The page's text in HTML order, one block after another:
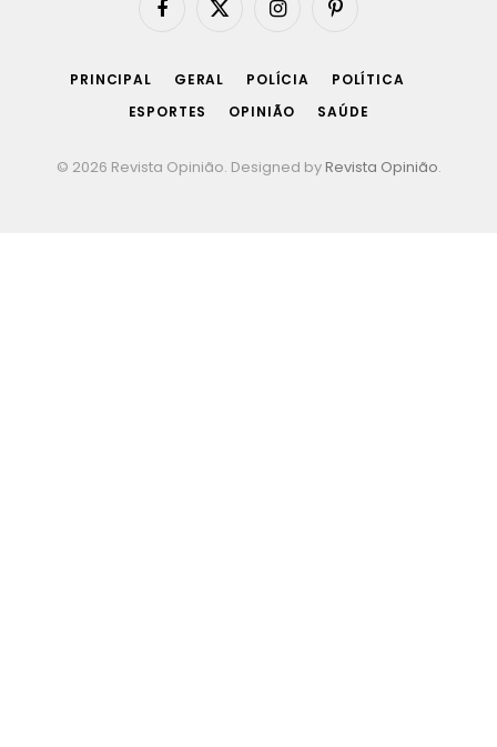
Facebook
X
InstagramPinterest
PRINCIPAL GERAL POLÍCIA
POLÍTICA
ESPORTES
OPINIÃO SAÚDE
© 2026 Revista Opinião. Designed by Revista Opinião.